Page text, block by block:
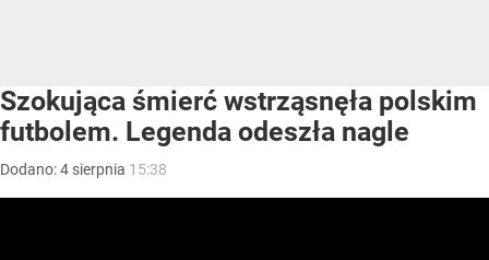
Szokująca śmierć wstrząsnęła polskim
futbolem. Legenda odeszła nagle
Dodano:4 sierpnia 15:38